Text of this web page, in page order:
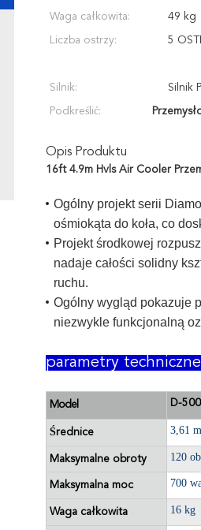
Waga całkowita: 49 kg
Liczba ostrzy: 5
Silnik: Silnik
Podkreślić:
Opis Produktu
16ft 4.9m Hvls Air Cooler
Ogólny projekt serii
ośmiokąta do koła, co
Projekt środkowej
nadaje całości solidny
ruchu.
Ogólny wygląd pokazuje
niezwykle funkcjonalną
parametry techniczne
Model D-
Średnice 3,61
Maksymalne obroty 120
Maksymalna moc 700
Waga całkowita 16 kg